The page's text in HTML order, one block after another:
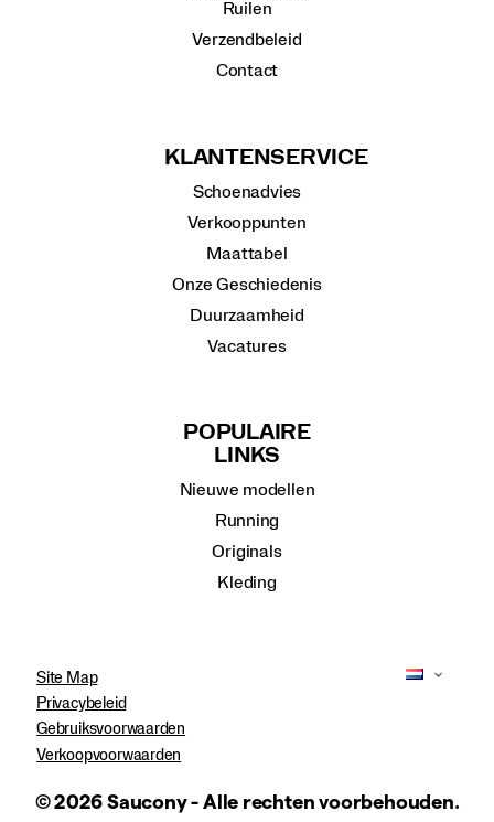
Ruilen
Verzendbeleid
Contact
KLANTENSERVICE
Schoenadvies
Verkooppunten
Maattabel
Onze Geschiedenis
Duurzaamheid
Vacatures
POPULAIRE
LINKS
Nieuwe modellen
Running
Originals
Kleding
Site Map
Privacybeleid
Gebruiksvoorwaarden
Verkoopvoorwaarden
© 2026 Saucony - Alle rechten voorbehouden.